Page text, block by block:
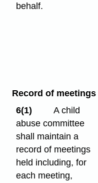
behalf.
Record of meetings
6(1)
A child
abuse committee
shall maintain a
record of meetings
held including, for
each meeting,